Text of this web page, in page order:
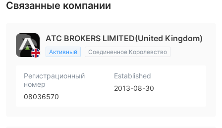
Связанные компании
ATC BROKERS LIMITED(United Kingdom)
Активный Соединенное Королевство
Регистрационный
номер
08036570
Established
2013-08-30